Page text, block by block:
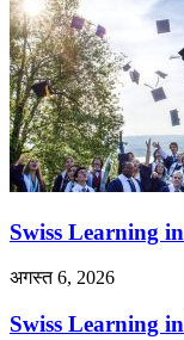
Swiss Learning
अगस्त 6, 2026
Swiss Learning